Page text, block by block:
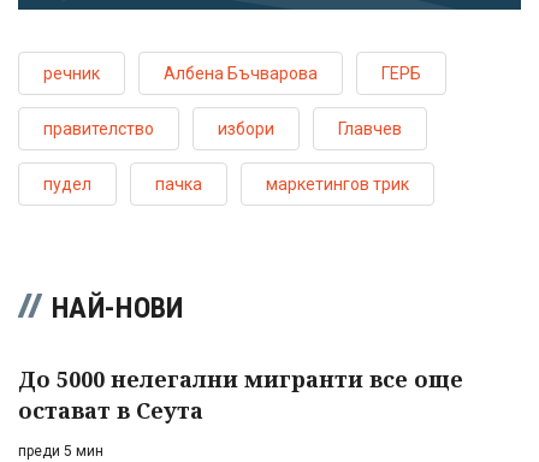
речник Албена Бъчварова ГЕРБ
правителство избори Главчев
пудел пачка маркетингов трик
НАЙ-НОВИ
До 5000 нелегални мигранти все още
остават в Сеута
преди 5 мин